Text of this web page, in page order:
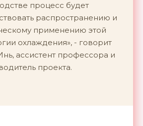
процесс будет
распространению и
применению этой
охлаждения», - говорит
ассистент профессора и
проекта.